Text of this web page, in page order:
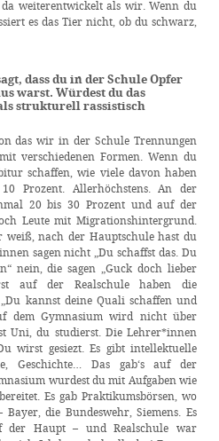
weiterentwickelt als wir. Wenn du
es das Tier nicht, ob du schwarz,
dass du in der Schule Opfer
warst. Würdest du das
strukturell rassistisch
das wir in der Schule Trennungen
verschiedenen Formen. Wenn du
schaffen, wie viele davon haben
Prozent. Allerhöchstens. An der
20 bis 30 Prozent und auf der
Leute mit Migrationshintergrund.
nach der Hauptschule hast du
sagen nicht „Du schaffst das. Du
nein, die sagen „Guck doch lieber
auf der Realschule haben die
kannst deine Quali schaffen und
dem Gymnasium wird nicht über
Uni, du studierst. Die Lehrer*innen
wirst gesiezt. Es gibt intellektuelle
Geschichte… Das gab‘s auf der
wurdest du mit Aufgaben wie
Es gab Praktikumsbörsen, wo
die Bundeswehr, Siemens. Es
der Haupt – und Realschule war